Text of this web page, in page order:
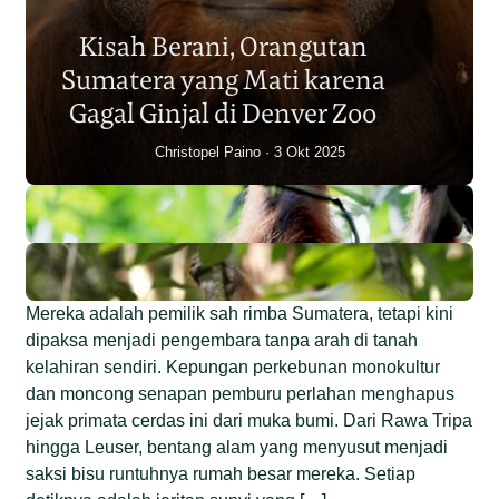
Sumatera Berkurang 2.700
Individu dalam Satu Dekade?
Junaidi Hanafiah 14 Jul 2026
Kisah Berani, Orangutan
Sumatera yang Mati karena
Gagal Ginjal di Denver Zoo
Christopel Paino 3 Okt 2025
Mereka adalah pemilik sah rimba Sumatera, tetapi kini
dipaksa menjadi pengembara tanpa arah di tanah
kelahiran sendiri. Kepungan perkebunan monokultur
dan moncong senapan pemburu perlahan menghapus
jejak primata cerdas ini dari muka bumi. Dari Rawa Tripa
hingga Leuser, bentang alam yang menyusut menjadi
saksi bisu runtuhnya rumah besar mereka. Setiap